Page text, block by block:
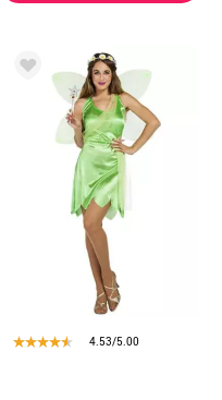
4.53/5.00